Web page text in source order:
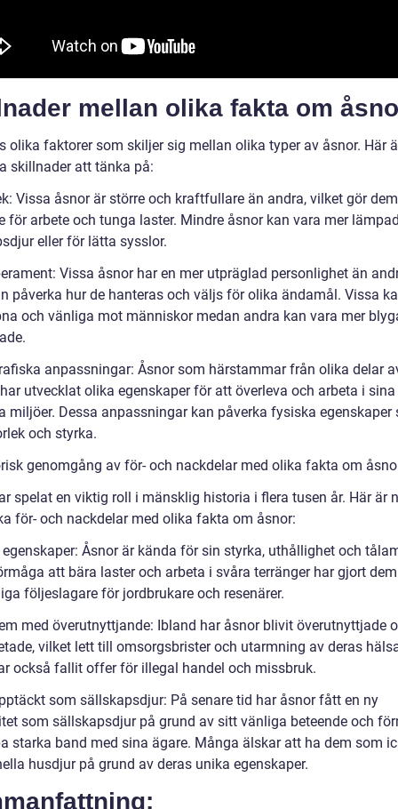
mellan olika fakta om
olika faktorer som skiljer sig mellan olika typer av åsnor. Här
skillnader att tänka på:
Vissa åsnor är större och kraftfullare än andra, vilket gör
för arbete och tunga laster. Mindre åsnor kan vara mer
eller för lätta sysslor.
Vissa åsnor har en mer utpräglad personlighet än
påverka hur de hanteras och väljs för olika ändamål. Vissa
och vänliga mot människor medan andra kan vara mer
anpassningar: Åsnor som härstammar från olika delar
utvecklat olika egenskaper för att överleva och arbeta i sina
miljöer. Dessa anpassningar kan påverka fysiska egenskaper
och styrka.
genomgång av för- och nackdelar med olika fakta om
spelat en viktig roll i mänsklig historia i flera tusen år. Här är
för- och nackdelar med olika fakta om åsnor:
egenskaper: Åsnor är kända för sin styrka, uthållighet och
att bära laster och arbeta i svåra terränger har gjort
följeslagare för jordbrukare och resenärer.
med överutnyttjande: Ibland har åsnor blivit överutnyttjade
vilket lett till omsorgsbrister och utarmning av deras
också fallit offer för illegal handel och missbruk.
som sällskapsdjur: På senare tid har åsnor fått en ny
som sällskapsdjur på grund av sitt vänliga beteende och
starka band med sina ägare. Många älskar att ha dem som
husdjur på grund av deras unika egenskaper.